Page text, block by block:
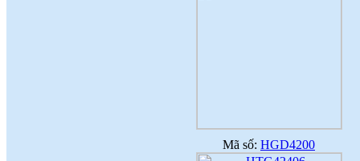
Mã số: HGD4200